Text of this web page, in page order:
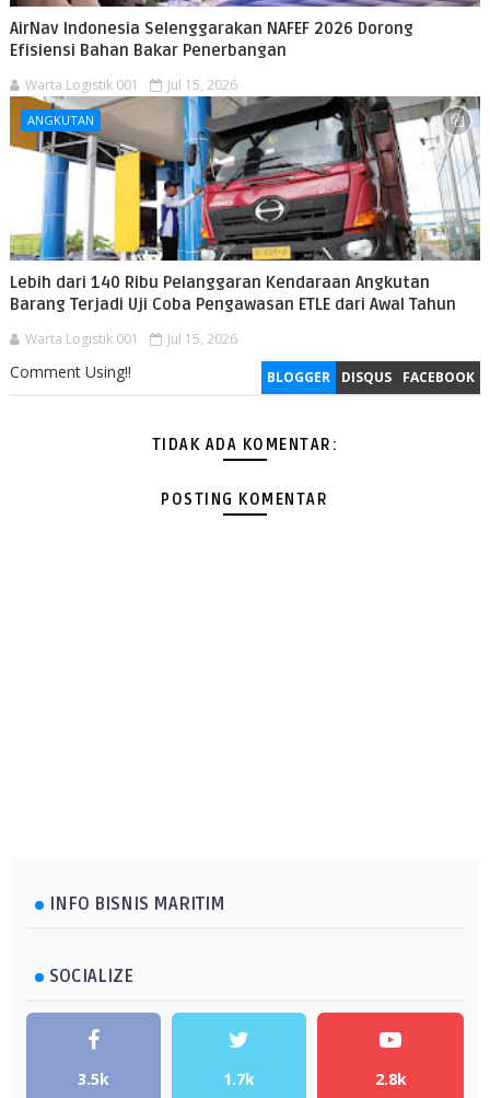
AirNav Indonesia Selenggarakan NAFEF 2026 Dorong
Efisiensi Bahan Bakar Penerbangan
Warta Logistik 001 Jul 15, 2026
ANGKUTAN
Lebih dari 140 Ribu Pelanggaran Kendaraan Angkutan
Barang Terjadi Uji Coba Pengawasan ETLE dari Awal Tahun
Warta Logistik 001 Jul 15, 2026
BLOGGER DISQUS FACEBOOK
Comment Using!!
TIDAK ADA KOMENTAR:
POSTING KOMENTAR
INFO BISNIS MARITIM
SOCIALIZE
3.5k 1.7k 2.8k